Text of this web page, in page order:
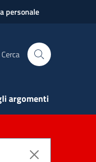
personale
Cerca
argomenti